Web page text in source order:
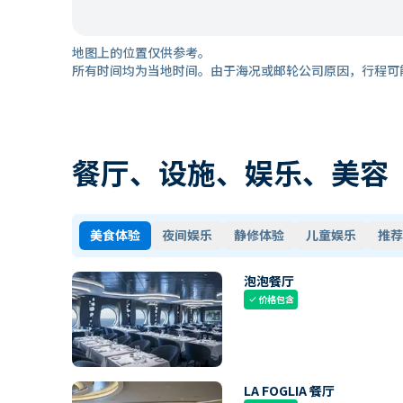
地图上的位置仅供参考。
所有时间均为当地时间。由于海况或邮轮公司原因，行程
餐厅、设施、娱乐、美容
美食体验 夜间娱乐 静修体验 儿童娱乐 推
泡泡餐厅
check价格包含
LA FOGLIA 餐厅